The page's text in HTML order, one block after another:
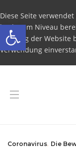
Open toolbar
Diese Seite
höchstem Niveau
Nutzung der
Verwendung
Coronavirus, Die